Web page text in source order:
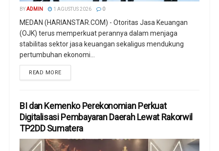
BYADMIN 1 AGUSTUS 2026 0
MEDAN (HARIANSTAR.COM) - Otoritas Jasa Keuangan
(OJK) terus memperkuat perannya dalam menjaga
stabilitas sektor jasa keuangan sekaligus mendukung
pertumbuhan ekonomi...
READ MORE
BI dan Kemenko Perekonomian Perkuat
Digitalisasi Pembayaran Daerah Lewat Rakorwil
TP2DD Sumatera